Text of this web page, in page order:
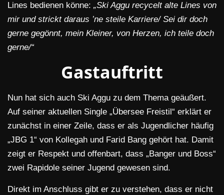
Lines bedienen könne: „Ski Aggu recycelt alte Lines von
mir und strickt daraus ’ne steile Karriere/ Sei dir doch
gerne gegönnt, mein Kleiner, von Herzen, ich teile doch
gerne/“
Gastauftritt
Nun hat sich auch Ski Aggu zu dem Thema geäußert.
Auf seiner aktuellen Single „Übersee Freistil“ erklärt er
zunächst in einer Zeile, dass er als Jugendlicher häufig
„JBG 1“ von Kollegah und Farid Bang gehört hat. Damit
zeigt er Respekt und offenbart, dass „Banger und Boss“
zwei Rapidole seiner Jugend gewesen sind.
Direkt im Anschluss gibt er zu verstehen, dass er nicht